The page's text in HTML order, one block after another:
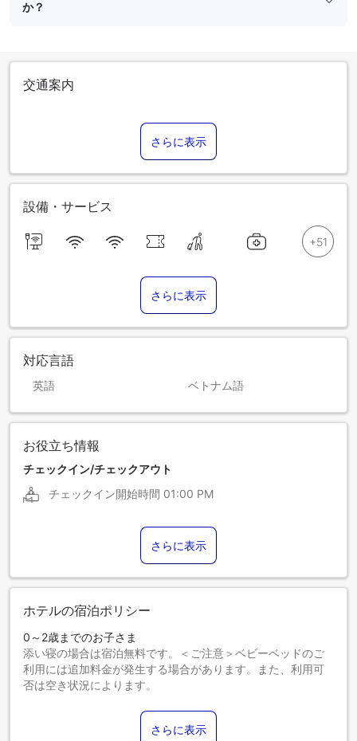
か？
交通案内
さらに表示
設備・サービス
さらに表示
対応言語
英語 ベトナム語
お役立ち情報
チェックイン/チェックアウト
チェックイン開始時間 01:00 PM
さらに表示
ホテルの宿泊ポリシー
0～2歳までのお子さま
添い寝の場合は宿泊無料です。＜ご注意＞ベビーベッドのご
利用には追加料金が発生する場合があります。また、利用可
否は空き状況によります。
添い寝の場合は宿泊無料です。
13歳以上のゲストは大人とみなされます。
さらに表示